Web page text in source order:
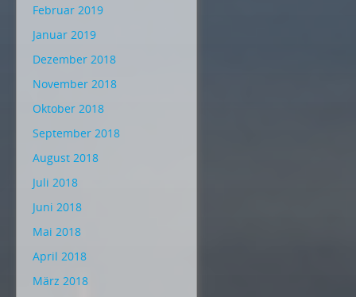
Februar 2019
Januar 2019
Dezember 2018
November 2018
Oktober 2018
September 2018
August 2018
Juli 2018
Juni 2018
Mai 2018
April 2018
März 2018